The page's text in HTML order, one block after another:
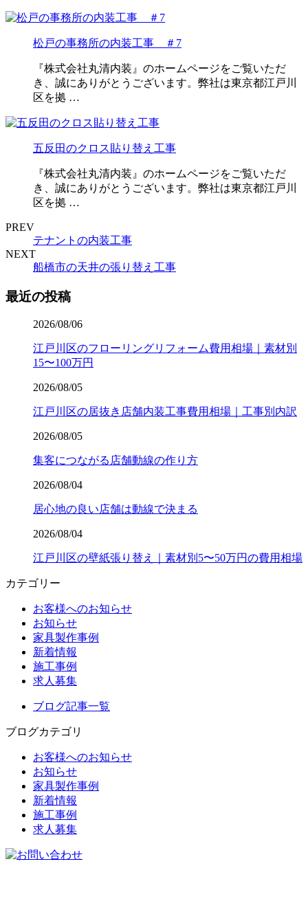
松戸の事務所の内装工事 ＃7
『株式会社丸清内装』のホームページをご覧いただ
き、誠にありがとうございます。弊社は東京都江戸川
区を拠 …
五反田のクロス貼り替え工事
『株式会社丸清内装』のホームページをご覧いただ
き、誠にありがとうございます。弊社は東京都江戸川
区を拠 …
PREV
テナントの内装工事
NEXT
船橋市の天井の張り替え工事
最近の投稿
2026/08/06
江戸川区のフローリングリフォーム費用相場｜素材別
15〜100万円
2026/08/05
江戸川区の居抜き店舗内装工事費用相場｜工事別内訳
2026/08/05
集客につながる店舗動線の作り方
2026/08/04
居心地の良い店舗は動線で決まる
2026/08/04
江戸川区の壁紙張り替え｜素材別5〜50万円の費用相場
カテゴリー
お客様へのお知らせ
お知らせ
家具製作事例
新着情報
施工事例
求人募集
ブログ記事一覧
ブログカテゴリ
お客様へのお知らせ
お知らせ
家具製作事例
新着情報
施工事例
求人募集